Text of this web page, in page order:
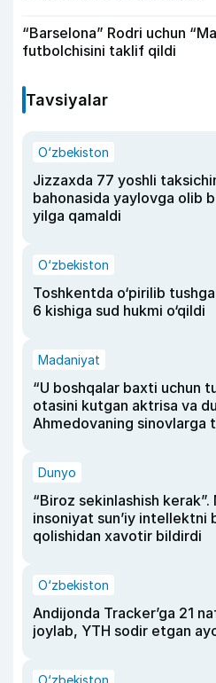
“Barselona” Rodri uchun
futbolchisini taklif qildi
Tavsiyalar
O‘zbekiston
Jizzaxda 77 yoshli
bahonasida yaylovga olib
yilga qamaldi
O‘zbekiston
Toshkentda o‘pirilib
6 kishiga sud hukmi o‘qildi
Madaniyat
“U boshqalar baxti uchun
otasini kutgan aktrisa va
Ahmedovaning sinovlarga
Dunyo
“Biroz sekinlashish
insoniyat sun’iy intellektni
qolishidan xavotir bildirdi
O‘zbekiston
Andijonda Tracker’ga 21
joylab, YTH sodir etgan
O‘zbekiston